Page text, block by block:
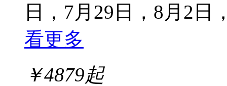
日，7月29日，8月2日
看更多
￥4879起